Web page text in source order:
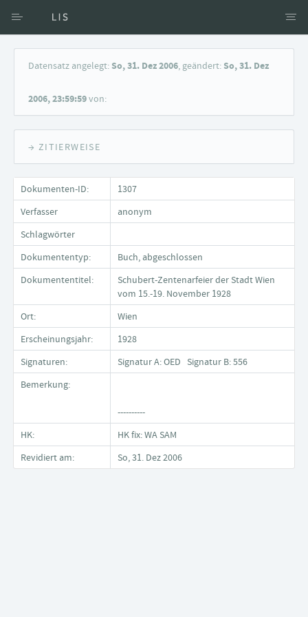
Zugang über Verfasser
Suche nach Schlagwort
Datensatz angelegt:So, 31. Dez 2006, geändert:So, 31. Dez
2006, 23:59:59von:
→ ZITIERWEISE
Dokumenten-ID:
1307
Verfasser
anonym
Schlagwörter
Dokumententyp:
Buch, abgeschlossen
Dokumententitel:
Schubert-Zentenarfeier der Stadt Wien
vom 15.-19. November 1928
Ort:
Wien
Erscheinungsjahr:
1928
Signaturen:
Signatur A: OED Signatur B: 556
Bemerkung:
----------
HK:
HK fix: WA SAM
Revidiert am:
So, 31. Dez 2006